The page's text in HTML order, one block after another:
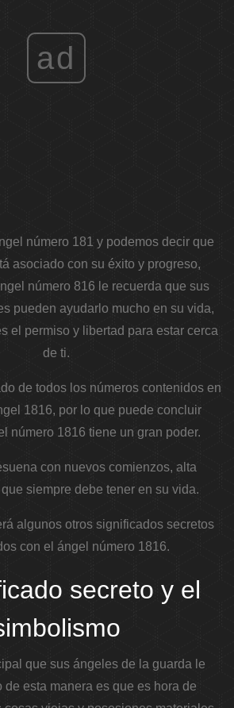
ad
número 181 y podemos decir que
asociado con su éxito y progreso,
número 816 le recuerda que sus
pueden ayudarlo mucho en su vida,
el permiso y libertad para estar cerca
de ti.
de todos los números contenidos en
1816, por lo que puede concluir
número 1816 tiene un gran poder.
con nuevos comienzos, alta
siempre debe tener en su vida.
algunos otros significados secretos
con el ángel número 1816.
secreto y el
que sus ángeles de la guarda le
de esta manera es que es hora de